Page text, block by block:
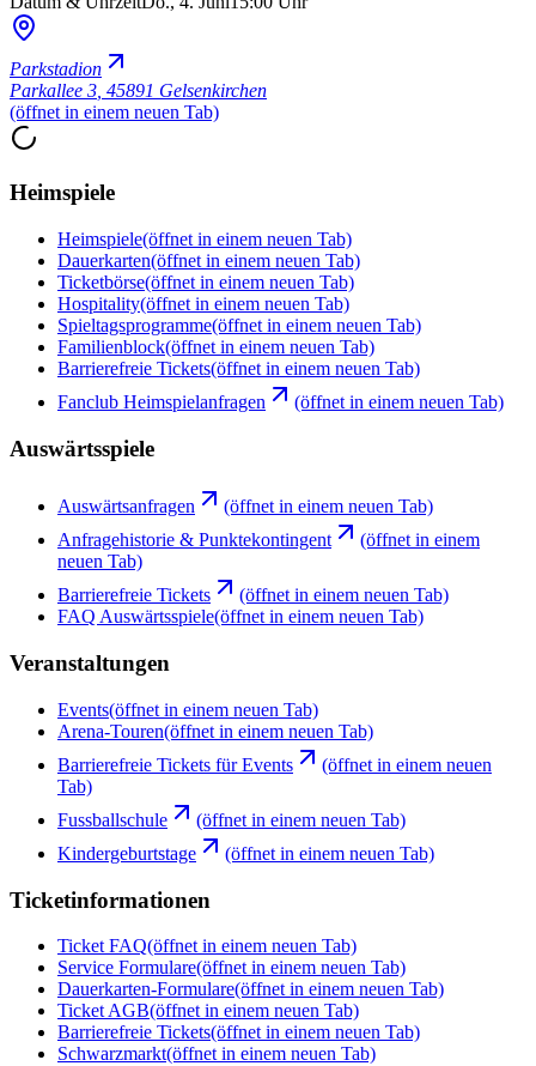
Parkstadion
Parkallee 3, 45891 Gelsenkirchen
(öffnet in einem neuen Tab)
Heimspiele
Heimspiele(öffnet in einem neuen Tab)
Dauerkarten(öffnet in einem neuen Tab)
Ticketbörse(öffnet in einem neuen Tab)
Hospitality(öffnet in einem neuen Tab)
Spieltagsprogramme(öffnet in einem neuen Tab)
Familienblock(öffnet in einem neuen Tab)
Barrierefreie Tickets(öffnet in einem neuen Tab)
Fanclub Heimspielanfragen
(öffnet in einem neuen Tab)
Auswärtsspiele
Auswärtsanfragen
(öffnet in einem neuen Tab)
Anfragehistorie & Punktekontingent
(öffnet in einem
neuen Tab)
Barrierefreie Tickets
(öffnet in einem neuen Tab)
FAQ Auswärtsspiele(öffnet in einem neuen Tab)
Veranstaltungen
Events(öffnet in einem neuen Tab)
Arena-Touren(öffnet in einem neuen Tab)
Barrierefreie Tickets für Events
(öffnet in einem neuen
Tab)
Fussballschule
(öffnet in einem neuen Tab)
Kindergeburtstage
(öffnet in einem neuen Tab)
Ticketinformationen
Ticket FAQ(öffnet in einem neuen Tab)
Service Formulare(öffnet in einem neuen Tab)
Dauerkarten-Formulare(öffnet in einem neuen Tab)
Ticket AGB(öffnet in einem neuen Tab)
Barrierefreie Tickets(öffnet in einem neuen Tab)
Schwarzmarkt(öffnet in einem neuen Tab)